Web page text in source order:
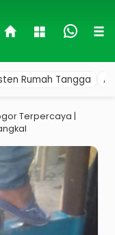
Rumah Tangga
Terpercaya |